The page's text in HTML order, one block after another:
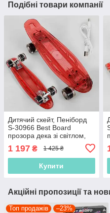
Подібні товари компанії
Дитячий скейт, Пеніборд
S-30966 Best Board
прозора дека зі світлом,
заряджання USB
1 197 ₴ 1 425 ₴
Купити
Акційні пропозиції та
Топ продажів –23%